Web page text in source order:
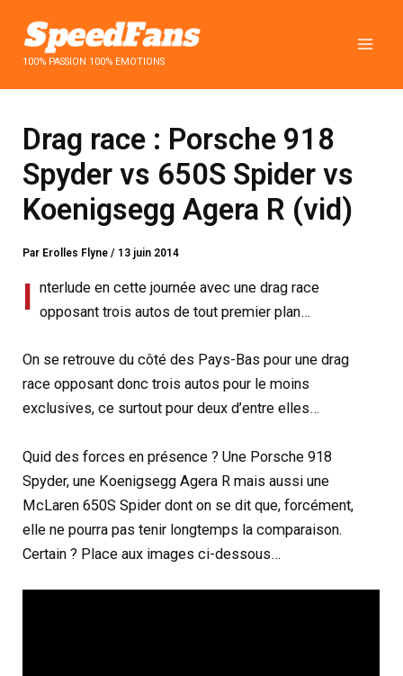
contenu100% PASSION 100% EMOTIONS
Drag race : Porsche 918
Spyder vs 650S Spider vs
Koenigsegg Agera R (vid)
Par Erolles Flyne/ 13 juin 2014
I nterlude en cette journée avec une drag race
opposant trois autos de tout premier plan…
On se retrouve du côté des Pays-Bas pour une drag
race opposant donc trois autos pour le moins
exclusives, ce surtout pour deux d’entre elles…
Quid des forces en présence ? Une Porsche 918
Spyder, une Koenigsegg Agera R mais aussi une
McLaren 650S Spider dont on se dit que, forcément,
elle ne pourra pas tenir longtemps la comparaison.
Certain ? Place aux images ci-dessous…